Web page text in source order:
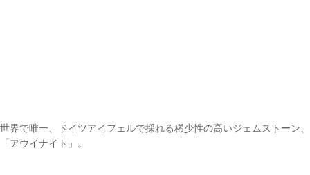
世界で唯一、ドイツアイフェルで採れる稀少性の高いジェムストーン、
「アウイナイト」。